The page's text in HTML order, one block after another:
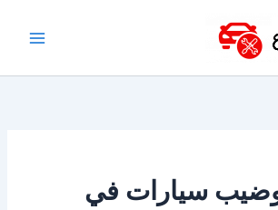
سيارات في